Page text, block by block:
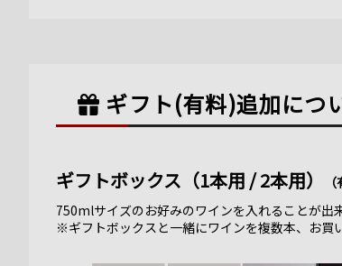
ギフト(有料)追加につ
ギフトボックス（1本用 / 2本用）
750mlサイズのお好みのワインを入れることが出来
※ギフトボックスと一緒にワインを複数本、お買